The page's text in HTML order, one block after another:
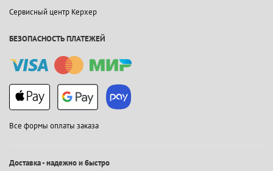
Сервисный центр Керхер
БЕЗОПАСНОСТЬ ПЛАТЕЖЕЙ
Все формы оплаты заказа
Доставка - надежно и быстро